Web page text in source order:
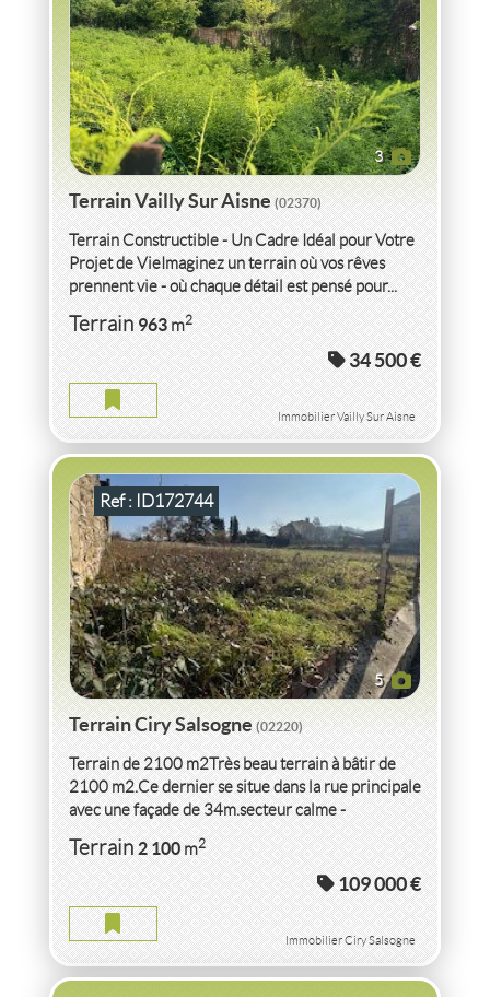
3
Terrain Vailly Sur Aisne(02370)
Terrain Constructible - Un Cadre Idéal pour Votre
Projet de VieImaginez un terrain où vos rêves
prennent vie - où chaque détail est pensé pour...
Terrain963m2
34 500 €
Immobilier Vailly Sur Aisne
5
Ref : ID172744
VENTE TERRAINAISNE
TERRAIN AISNE
Terrain2 100m2
Terrain Ciry Salsogne(02220)
Terrain de 2100 m2Très beau terrain à bâtir de
2100 m2.Ce dernier se situe dans la rue principale
avec une façade de 34m.secteur calme -
magnifique - proche...
Terrain2 100m2
109 000 €
Immobilier Ciry Salsogne
VENTE TERRAINAISNE
TERRAIN AISNE
Terrain759m2